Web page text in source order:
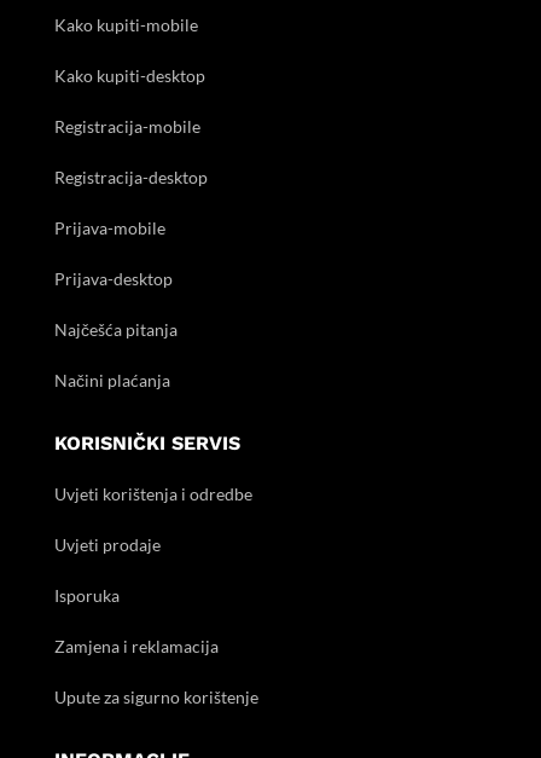
Kako kupiti-mobile
Kako kupiti-desktop
Registracija-mobile
Registracija-desktop
Prijava-mobile
Prijava-desktop
Najčešća pitanja
Načini plaćanja
KORISNIČKI SERVIS
Uvjeti korištenja i odredbe
Uvjeti prodaje
Isporuka
Zamjena i reklamacija
Upute za sigurno korištenje